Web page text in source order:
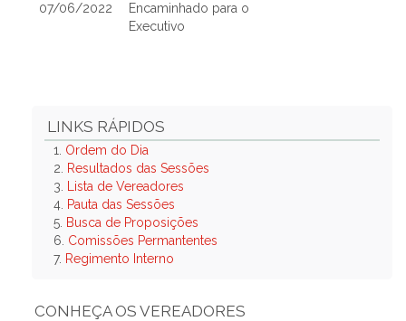
07/06/2022
Encaminhado para o
Executivo
LINKS RÁPIDOS
1. Ordem do Dia
2.
Resultados das Sessões
3.
Lista de Vereadores
4. Pauta das Sessões
5. Busca de Proposições
6. Comissões Permantentes
7. Regimento Interno
CONHEÇA OS VEREADORES